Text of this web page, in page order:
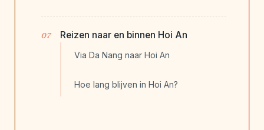
Reizen naar en binnen Hoi An
Via Da Nang naar Hoi An
Hoe lang blijven in Hoi An?